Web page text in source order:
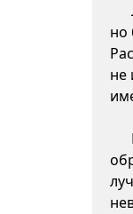
но
не